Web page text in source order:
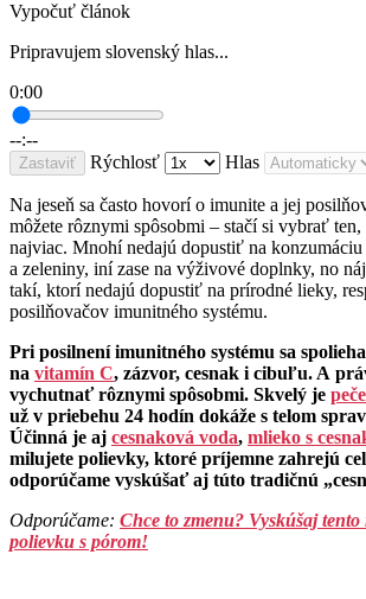
Vypočuť článok
Pripravujem slovenský hlas...
0:00
--:--
Zastaviť Rýchlosť Hlas
Na jeseň sa často hovorí o imunite a jej
môžete rôznymi spôsobmi – stačí si vybrať
najviac. Mnohí nedajú dopustiť na
a zeleniny, iní zase na výživové doplnky, no
takí, ktorí nedajú dopustiť na prírodné lieky,
posilňovačov imunitného systému.
Pri posilnení imunitného systému sa
na vitamín C, zázvor, cesnak i cibuľu. A
vychutnať rôznymi spôsobmi. Skvelý je
už v priebehu 24 hodín dokáže s telom
Účinná je aj cesnaková voda, mlieko s
milujete polievky, ktoré príjemne zahrejú
odporúčame vyskúšať aj túto tradičnú
Odporúčame: Chce to zmenu? Vyskúšaj
polievku s pórom!